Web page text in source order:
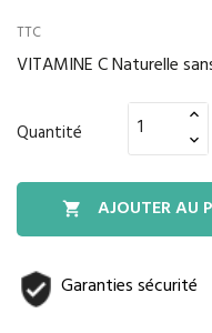
TTC
VITAMINE C Naturelle
Quantité
 AJOUTER AU
Garanties sécurité